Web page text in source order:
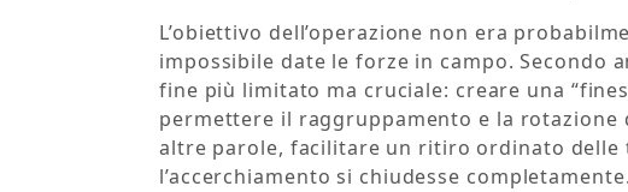
L’obiettivo dell’operazione non era
impossibile date le forze in campo. Secondo
fine più limitato ma cruciale: creare una
permettere il raggruppamento e la
altre parole, facilitare un ritiro ordinato
l’accerchiamento si chiudesse completamente.